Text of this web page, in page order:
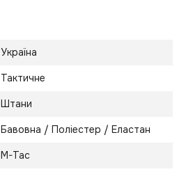
Україна
Тактичне
Штани
Бавовна / Поліестер / Еластан
M-Tac